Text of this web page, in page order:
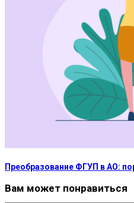
Преобразование ФГУП в АО:
Вам может понравиться